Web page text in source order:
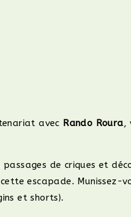
avec Rando Roura,
passages de criques et
escapade. Munissez-
et shorts).